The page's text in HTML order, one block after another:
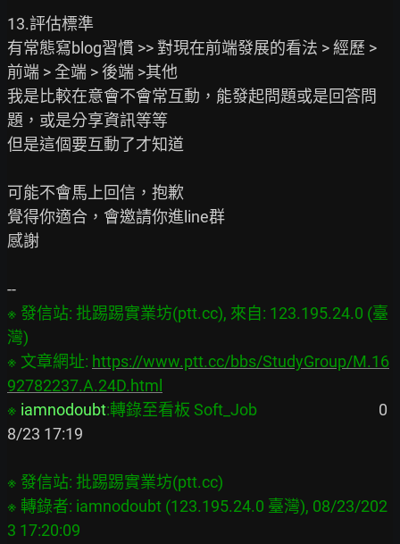
13.評估標準
有常態寫blog習慣 >> 對現在前端發展的看法 > 經歷 >
前端 > 全端 > 後端 >其他
我是比較在意會不會常互動，能發起問題或是回答問
題，或是分享資訊等等
但是這個要互動了才知道
可能不會馬上回信，抱歉
覺得你適合，會邀請你進line群
感謝
※ 發信站: 批踢踢實業坊(ptt.cc), 來自: 123.195.24.0 (臺
灣)
※ 文章網址: https://www.ptt.cc/bbs/StudyGroup/M.16
92782237.A.24D.html
※ iamnodoubt:轉錄至看板 Soft_Job
                                  0
8/23 17:19
※ 發信站: 批踢踢實業坊(ptt.cc)
※ 轉錄者: iamnodoubt (123.195.24.0 臺灣), 08/23/202